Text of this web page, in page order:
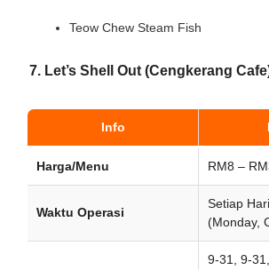
Teow Chew Steam Fish
7. Let’s Shell Out (Cengkerang
Info
Harga/Menu RM8 –
Waktu Operasi
Setiap
(Monday,
9-31, 9-